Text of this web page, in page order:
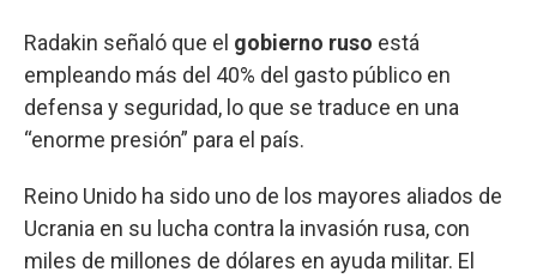
Radakin señaló que el gobierno ruso está
empleando más del 40% del gasto público en
defensa y seguridad, lo que se traduce en una
“enorme presión” para el país.
Reino Unido ha sido uno de los mayores aliados de
Ucrania en su lucha contra la invasión rusa, con
miles de millones de dólares en ayuda militar. El